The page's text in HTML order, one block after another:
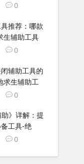
0
推荐：哪款
生辅助工具
0
闭辅助工具的
求生辅助工
0
助》详解：提
工具-绝
0